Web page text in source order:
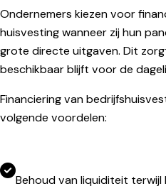
Ondernemers kiezen voor
huisvesting wanneer zij hun
grote directe uitgaven. Dit
beschikbaar blijft voor de
Financiering van
volgende voordelen:
Behoud van liquiditeit